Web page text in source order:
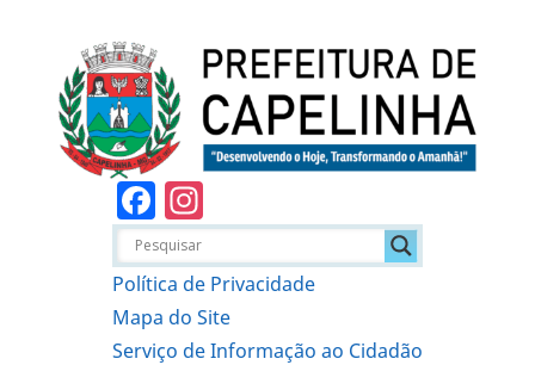
Facebook
Política de Privacidade
Mapa do Site
Serviço de Informação ao Cidadão